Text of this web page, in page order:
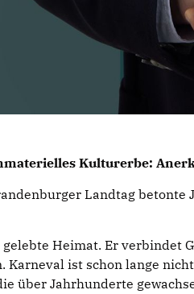
Kulturerbe:
Landtag
Heimat. Er verbindet
Karneval ist schon lange
über Jahrhunderte